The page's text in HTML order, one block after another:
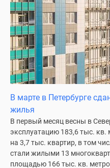
В марте в Петербурге
жилья
В первый месяц весны в
эксплуатацию 183,6 тыс. кв.
на 3,7 тыс. квартир, в том
стали жилыми 13
площадью 166 тыс. кв.